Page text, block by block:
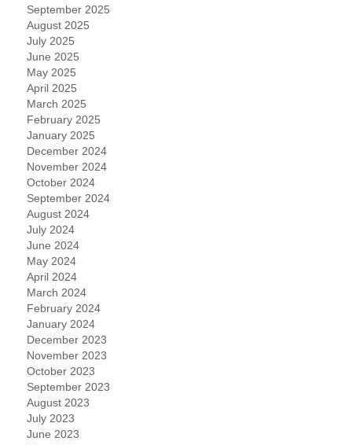
September 2025
August 2025
July 2025
June 2025
May 2025
April 2025
March 2025
February 2025
January 2025
December 2024
November 2024
October 2024
September 2024
August 2024
July 2024
June 2024
May 2024
April 2024
March 2024
February 2024
January 2024
December 2023
November 2023
October 2023
September 2023
August 2023
July 2023
June 2023